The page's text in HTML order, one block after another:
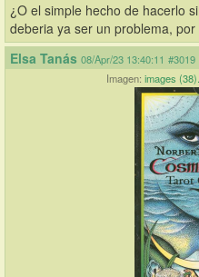
¿O el simple hecho de hacerlo
deberia ya ser un problema,
Elsa Tanás 08/Apr/23 13:40:11 #3019
Imagen: images